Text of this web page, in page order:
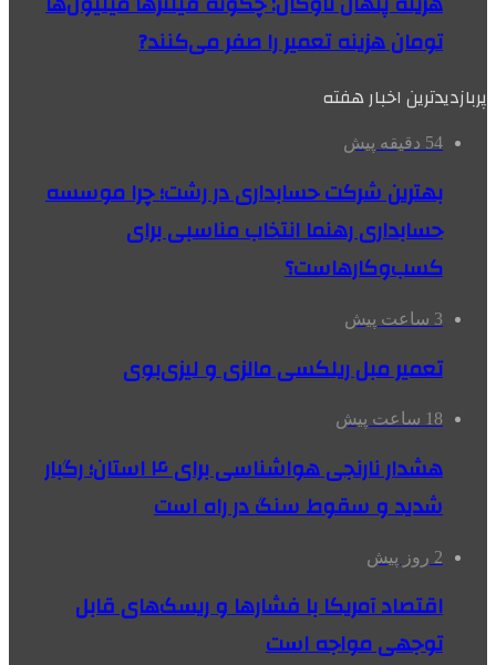
تومان هزینه تعمیر را صفر می‌کنند?
پربازدیدترین اخبار هفته
54 دقیقه پیش
بهترین شرکت حسابداری در رشت؛ چرا موسسه
حسابداری رهنما انتخاب مناسبی برای
کسب‌وکارهاست؟
3 ساعت پیش
تعمیر مبل ریلکسی مالزی و لیزی‌بوی
18 ساعت پیش
هشدار نارنجی هواشناسی برای ۴ استان؛ رگبار
شدید و سقوط سنگ در راه است
2 روز پیش
اقتصاد آمریکا با فشارها و ریسک‌های قابل
توجهی مواجه است